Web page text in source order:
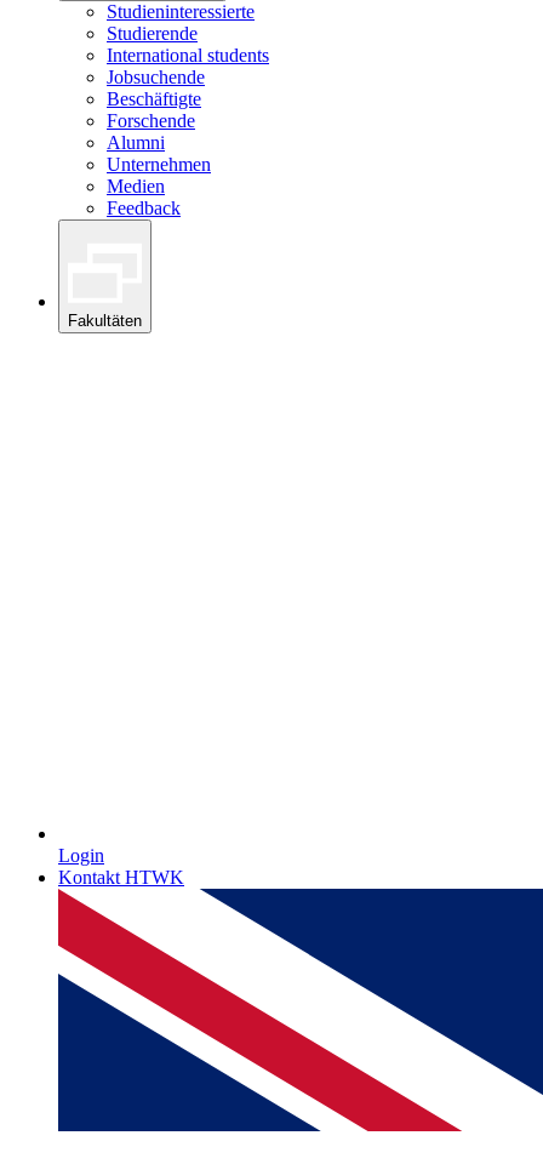
Studieninteressierte
Studierende
International students
Jobsuchende
Beschäftigte
Forschende
Alumni
Unternehmen
Medien
Feedback
Fakultäten
Login
Kontakt HTWK